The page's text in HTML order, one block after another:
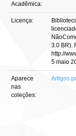
Acadêmica:
Licença:
3.0 BR).
http://
5 maio
Aparece
nas
coleções:
Artigos